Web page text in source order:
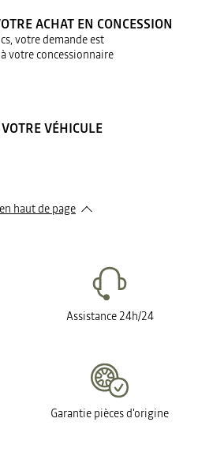
ACHAT EN CONCESSION
votre demande est
votre concessionnaire
VÉHICULE
haut de page​
Assistance 24h/24
Garantie pièces d'origine